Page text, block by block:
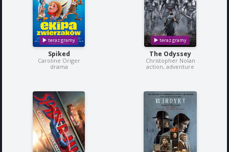
Spiked
Caroline Origer
drama
The Odyssey
Christopher Nolan
action, adventure